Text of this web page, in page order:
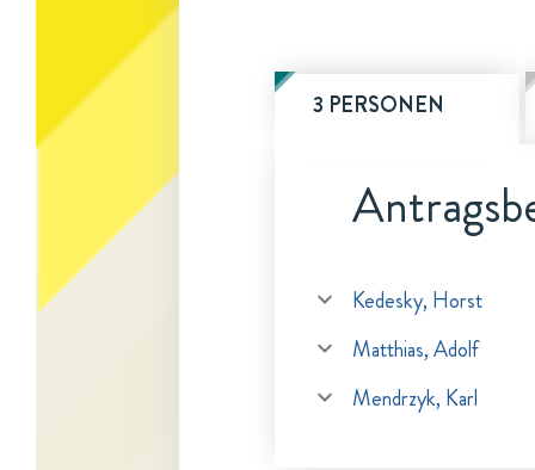
3 PERSONEN
Kedesky, Horst
Matthias, Adolf
Mendrzyk, Karl